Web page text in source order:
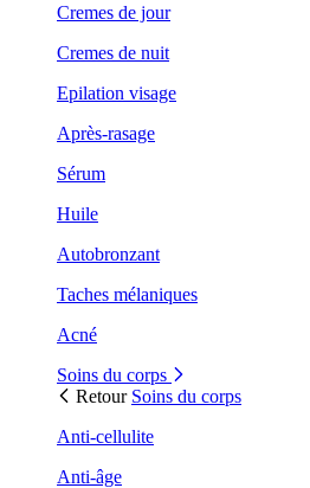
Cremes de jour
Cremes de nuit
Epilation visage
Après-rasage
Sérum
Huile
Autobronzant
Taches mélaniques
Acné
Soins du corps
Retour Soins du corps
Anti-cellulite
Anti-âge